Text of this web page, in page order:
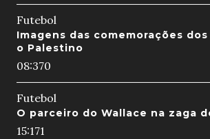
Futebol
Imagens das comemorações
o Palestino
08:370
Futebol
O parceiro do Wallace na zaga
15:171